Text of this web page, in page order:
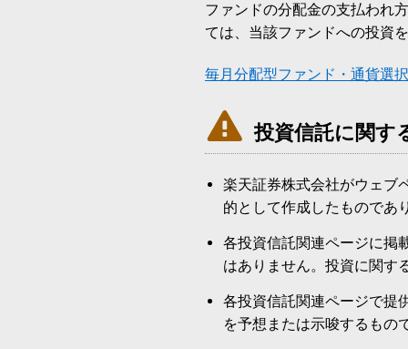
ファンドの分配金の支払われ
ては、当該ファンドへの投資
毎月分配型ファンド・通貨選
 投資信託に関す
楽天証券株式会社がウェブ
的として作成したものであ
各投資信託関連ページに掲
はありません。投資に関す
各投資信託関連ページで提
を予想または示唆するもの